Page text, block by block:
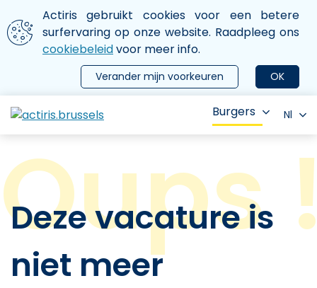
Aller au contenu principal
We gebruiken cookies
Actiris gebruikt cookies voor een betere
surfervaring op onze website. Raadpleeg ons
cookiebeleidvoor meer info.
OK
Verander mijn voorkeuren
le menu
Burgers Nl
Deze vacature is
niet meer